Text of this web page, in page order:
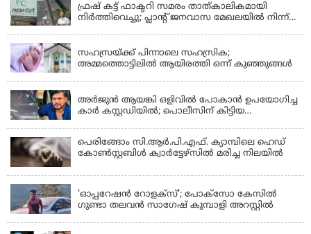
ഫ്രഷ് കട്ട് ഫാക്ടറി സമരം താത്കാലികമായി
നിർത്തിവെച്ചു; പ്ലാൻ്റ് ജനവാസ മേഖലയിൽ നിന്ന്
സഹസ്രയ്ക്ക് പിന്നാലെ സഹസ്രിക;
അമ്മത്തൊട്ടിലില്‍ ആയിരത്തി ഒന്ന് കുഞ്ഞുങ്ങള്‍
അർജുൻ ആയങ്കി ഒളിവിൽ പോകാൻ ഉപയോഗിച്ച
കാർ കസ്റ്റഡിയിൽ; പൊലീസിന് കിട്ടിയ
പെരിങ്ങോം സി.ആർ.പി.എഫ്. ക്യാമ്പിലെ ഹെഡ്
കോൺസ്റ്റബിൾ ക്വാർട്ടേഴ്സിൽ മരിച്ച നിലയിൽ
'ഓപ്പറേഷൻ റോളക്സ്'; പോക്സോ കേസിൽ
ഗുണ്ടാ തലവൻ സാഗേഷ് കുമ്പാളി അറസ്റ്റിൽ